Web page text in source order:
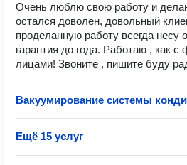
Очень люблю свою работу и
остался доволен, довольный
проделанную работу всегда несу
гарантия до года. Работаю , как
лицами! Звоните , пишите буду
Вакуумирование системы
Ещё 15 услуг